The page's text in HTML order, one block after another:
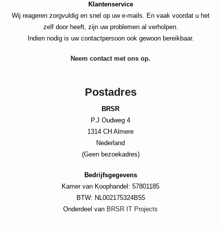
Klantenservice
Wij reageren zorgvuldig en snel op uw e-mails. En vaak voordat u het
zelf door heeft, zijn uw problemen al verholpen.
Indien nodig is uw contactpersoon ook gewoon bereikbaar.
Neem contact met ons op.
Postadres
BRSR
P.J Oudweg 4
1314 CH Almere
Nederland
(Geen bezoekadres)
Bedrijfsgegevens
Kamer van Koophandel: 57801185
BTW: NL002175324B55
Onderdeel van BRSR IT Projects